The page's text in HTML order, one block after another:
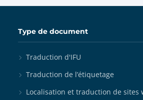
Type de document
Traduction d'IFU
Traduction de l’étiquetage
Localisation et traduction de sites